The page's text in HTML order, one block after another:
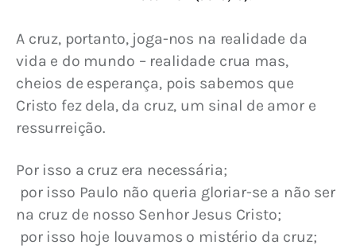
A cruz, portanto, joga-nos na realidade da
vida e do mundo – realidade crua mas,
cheios de esperança, pois sabemos que
Cristo fez dela, da cruz, um sinal de amor e
ressurreição.
Por isso a cruz era necessária;
na cruz de nosso Senhor Jesus Cristo;
por isso hoje louvamos o mistério da cruz;